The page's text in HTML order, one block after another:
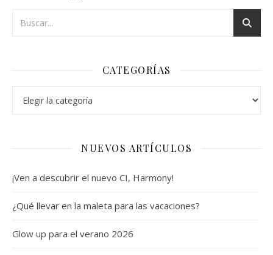
CATEGORÍAS
NUEVOS ARTÍCULOS
¡Ven a descubrir el nuevo CI, Harmony!
¿Qué llevar en la maleta para las vacaciones?
Glow up para el verano 2026